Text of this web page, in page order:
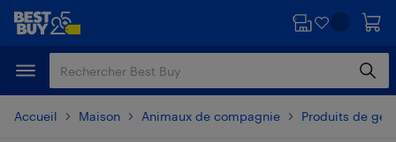
Passer
principal
Passer
Accueil Maison Animaux de compagnie Produits de